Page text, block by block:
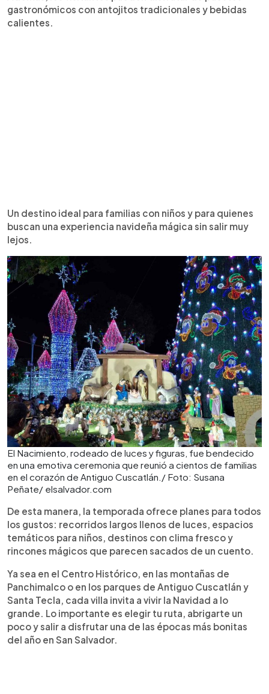
gastronómicos con antojitos tradicionales y bebidas
calientes.
Un destino ideal para familias con niños y para quienes
buscan una experiencia navideña mágica sin salir muy
lejos.
El Nacimiento, rodeado de luces y figuras, fue bendecido
en una emotiva ceremonia que reunió a cientos de familias
en el corazón de Antiguo Cuscatlán./ Foto: Susana
Peñate/ elsalvador.com
De esta manera, la temporada ofrece planes para todos
los gustos: recorridos largos llenos de luces, espacios
temáticos para niños, destinos con clima fresco y
rincones mágicos que parecen sacados de un cuento.
Ya sea en el Centro Histórico, en las montañas de
Panchimalco o en los parques de Antiguo Cuscatlán y
Santa Tecla, cada villa invita a vivir la Navidad a lo
grande. Lo importante es elegir tu ruta, abrigarte un
poco y salir a disfrutar una de las épocas más bonitas
del año en San Salvador.